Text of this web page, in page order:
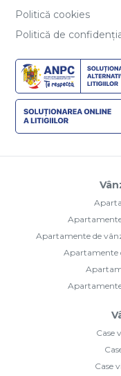
Politică cookies
Politică de
Apartamente de
Apartamente
Case
Case